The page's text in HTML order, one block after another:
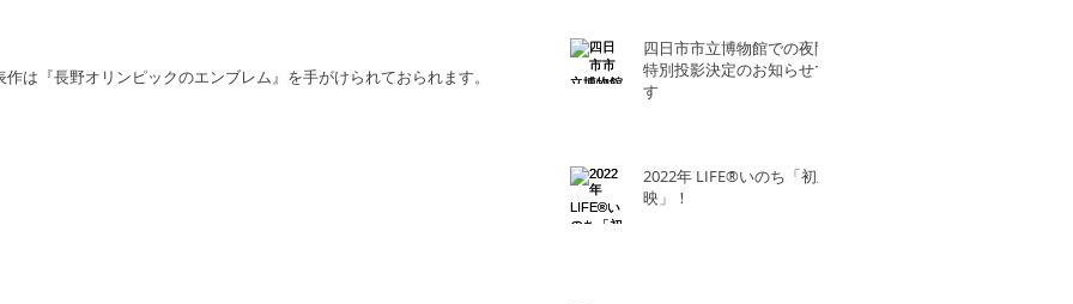
は『長野オリンピックのエンブレム』を手がけられておられます。
四日市市立博物館での夜間
特別投影決定のお知らせで
す
2022年 LIFE®︎いのち「初上
映」！